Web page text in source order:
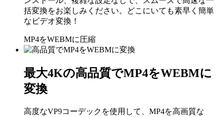
括変換をお楽しみください。どこにいても素早く簡単
なビデオ変換！
MP4をWEBMに圧縮
最大4Kの高品質でMP4をWEBMに
変換
高度なVP9コーデックを使用して、MP4を高画質な